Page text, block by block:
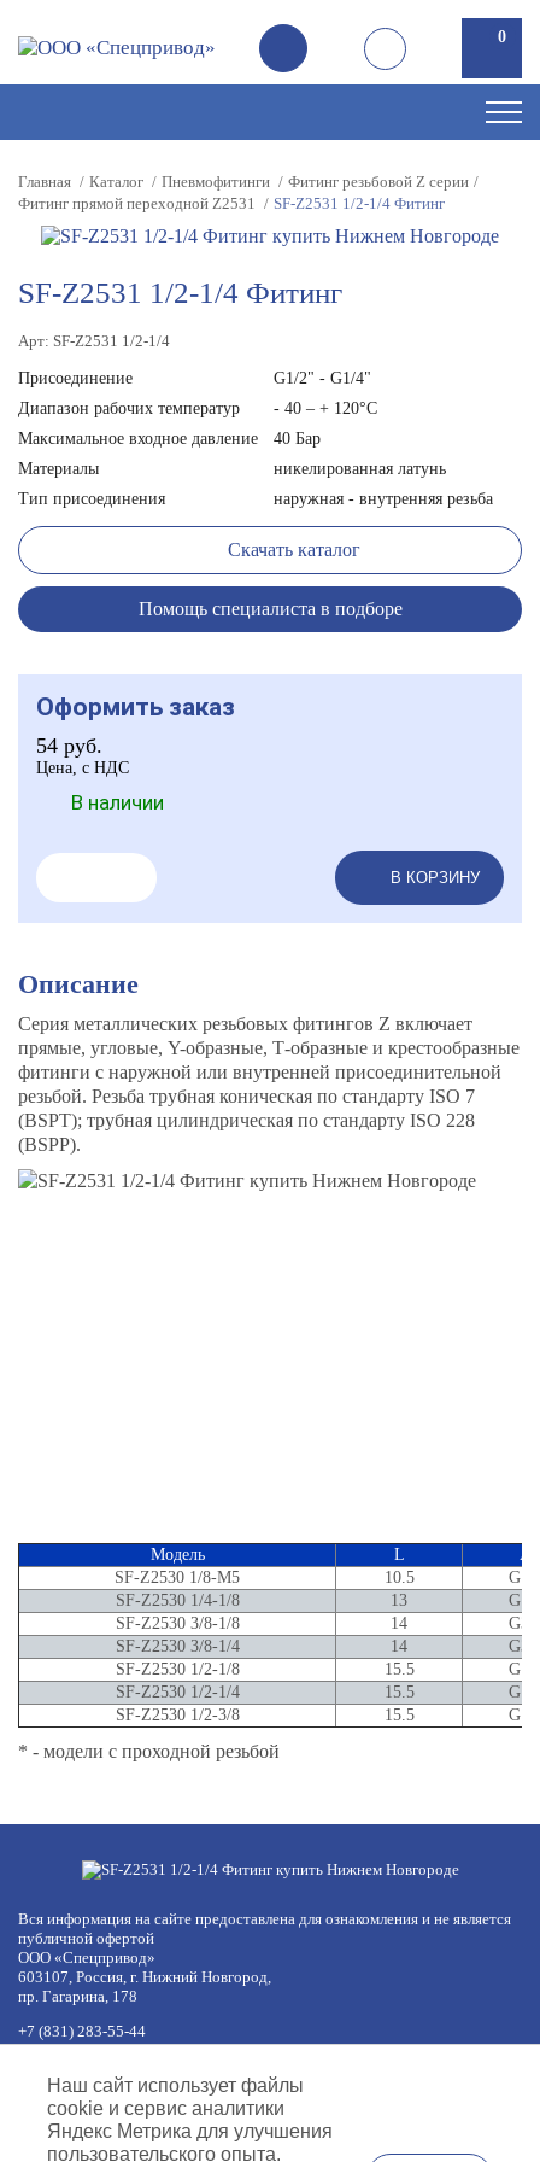
0
Главная Каталог Пневмофитинги
Фитинг резьбовой Z серии
Фитинг прямой переходной Z2531
SF-Z2531 1/2-1/4 Фитинг
SF-Z2531 1/2-1/4 Фитинг
Арт: SF-Z2531 1/2-1/4
Присоединение
G1/2" - G1/4"
Диапазон рабочих температур
- 40 – + 120°С
Максимальное входное давление
40 Бар
Материалы
никелированная латунь
Тип присоединения
наружная - внутренняя резьба
Скачать каталог
Помощь специалиста в подборе
Оформить заказ
54 руб.
Цена, с НДС
В наличии
В КОРЗИНУ
Описание
Серия металлических резьбовых фитингов Z включает
прямые, угловые, Y-образные, Т-образные и крестообразные
фитинги с наружной или внутренней присоединительной
резьбой. Резьба трубная коническая по стандарту ISO 7
(BSPT); трубная цилиндрическая по стандарту ISO 228
(BSPP).
Модель L
A
SF-Z2530 1/8-M5
10.5
G1/
SF-Z2530 1/4-1/8
13
G1/
SF-Z2530 3/8-1/8
14
G3/
SF-Z2530 3/8-1/4
14
G3/
SF-Z2530 1/2-1/8
15.5
G1/
SF-Z2530 1/2-1/4
15.5
G1/
SF-Z2530 1/2-3/8
15.5 G1/
* - модели с проходной резьбой
Вся информация на сайте предоставлена для ознакомления и не является
публичной офертой
ООО «Спецпривод»
603107, Россия, г. Нижний Новгород,
пр. Гагарина, 178
+7 (831) 283-55-44
+7 (977) 422-66-54
обед с 12:30 до 13:30
info@specprivod.com
Наш сайт использует файлы
cookie и сервис аналитики
Яндекс Метрика для улучшения
пользовательского опыта.